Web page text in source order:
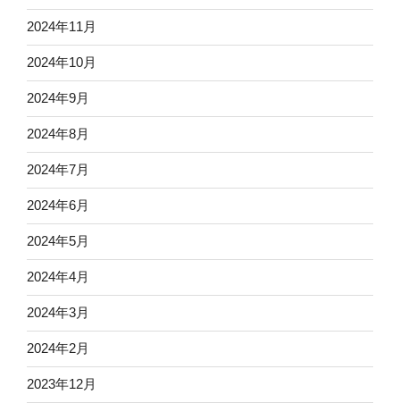
2024年11月
2024年10月
2024年9月
2024年8月
2024年7月
2024年6月
2024年5月
2024年4月
2024年3月
2024年2月
2023年12月